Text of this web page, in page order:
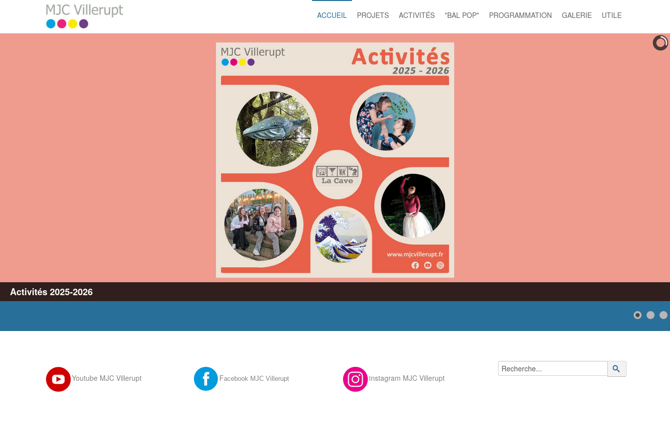
ACCUEIL PROJETS ACTIVITÉS *BAL POP* PROGRAMMATION GALERIE UTILE
Activités 2025-2026
Youtube MJC Villerupt Facebook MJC Villerupt nstagram MJC Villerupt